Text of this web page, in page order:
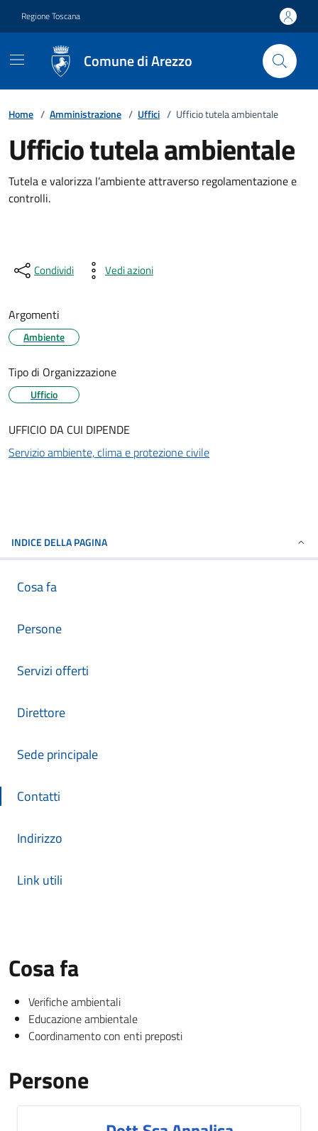
Regione Toscana
Comune di Arezzo
Home / Amministrazione / Uffici / Ufficio tutela ambientale
Ufficio tutela ambientale
Tutela e valorizza l’ambiente attraverso regolamentazione e
controlli.
Condividi Vedi azioni
Argomenti
Ambiente
Tipo di Organizzazione
Ufficio
UFFICIO DA CUI DIPENDE
Servizio ambiente, clima e protezione civile
INDICE DELLA PAGINA
Cosa fa
Persone
Servizi offerti
Direttore
Sede principale
Contatti
Indirizzo
Link utili
Cosa fa
Verifiche ambientali
Educazione ambientale
Coordinamento con enti preposti
Persone